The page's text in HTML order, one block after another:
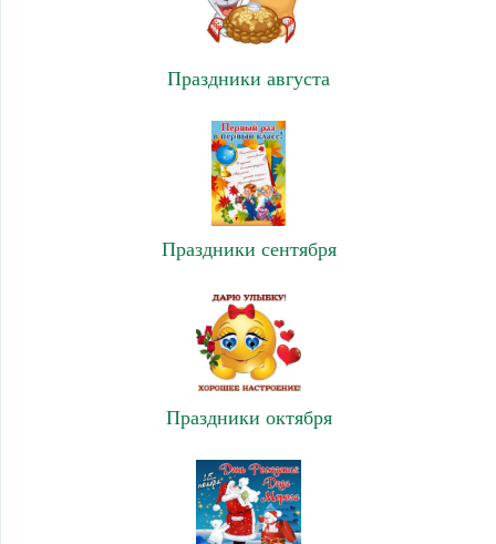
Праздники августа
Праздники сентября
Праздники октября